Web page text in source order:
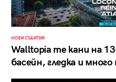
НОВИ СЪБИТИЯ
Walltopia те кани на
басейн, гледка и много